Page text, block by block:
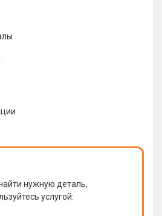
нужную деталь,
услугой: